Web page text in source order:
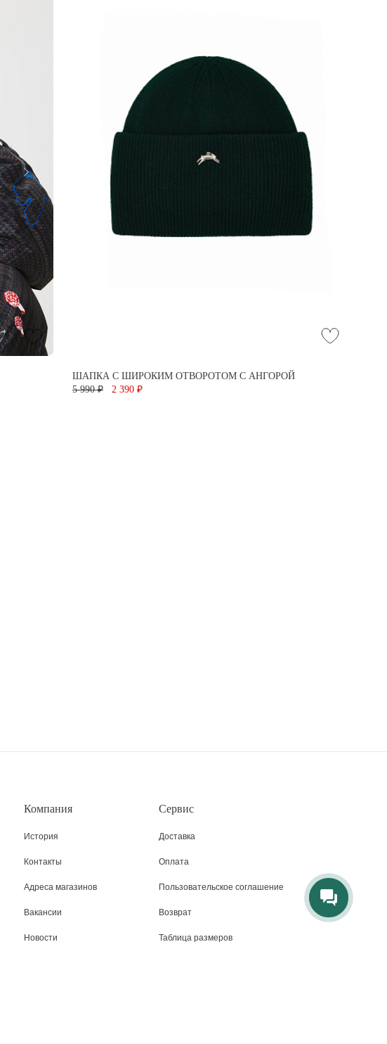
ШАПКА С ШИРОКИМ ОТВОРОТОМ С АНГОРОЙ
5 990 ₽
2 390 ₽
Компания
История
Контакты
Адреса магазинов
Вакансии
Новости
Сервис
Доставка
Оплата
Пользовательское соглашение
Возврат
Таблица размеров